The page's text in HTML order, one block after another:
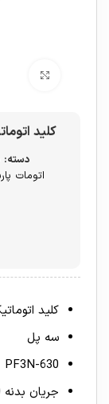
کلید اتوماتیک
دسته:
اتومات
کلید
سه پل
PF3N-630
جریان بدنه 630 آمپر